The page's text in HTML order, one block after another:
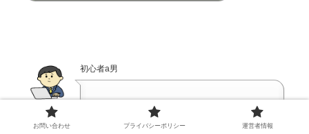
初心者a男
わかりました。
お問い合わせ プライバシーポリシー 運営者情報